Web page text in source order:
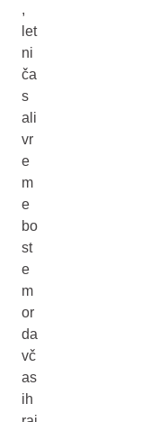
,
let
ni
ča
s
ali
vr
e
m
e
bo
st
e
m
or
da
vč
as
ih